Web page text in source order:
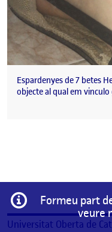
Espardenyes de 7 betes
objecte al qual em vinculo
Informació
Formeu part
veure
Universitat Oberta de